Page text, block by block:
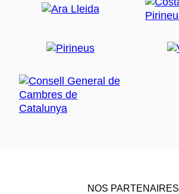
NOS PARTENAIRES